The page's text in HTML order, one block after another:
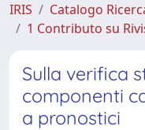
IRIS
Catalogo
1 Contributo su
Sulla verifica
componenti
a pronostici